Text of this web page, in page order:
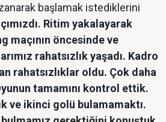
başlamak istediklerini
Ritim yakalayarak
maçının öncesinde ve
rahatsızlık yaşadı. Kadro
rahatsızlıklar oldu. Çok daha
tamamını kontrol ettik.
ve ikinci golü bulamamaktı.